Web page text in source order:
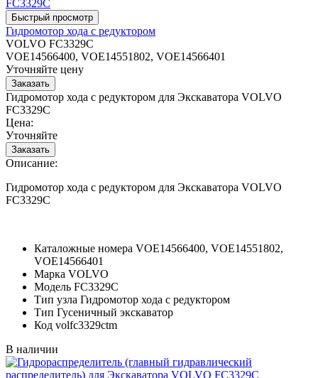
Гидромотор хода с редуктором
VOLVO FC3329C
VOE14566400, VOE14551802, VOE14566401
Уточняйте цену
Гидромотор хода с редуктором для Экскаватора VOLVO
FC3329C
Цена:
Уточняйте
Описание:
Гидромотор хода с редуктором для Экскаватора VOLVO
FC3329C
Каталожные номера VOE14566400, VOE14551802,
VOE14566401
Марка VOLVO
Модель FC3329C
Тип узла Гидромотор хода с редуктором
Тип Гусеничный экскаватор
Код volfc3329ctm
В наличии